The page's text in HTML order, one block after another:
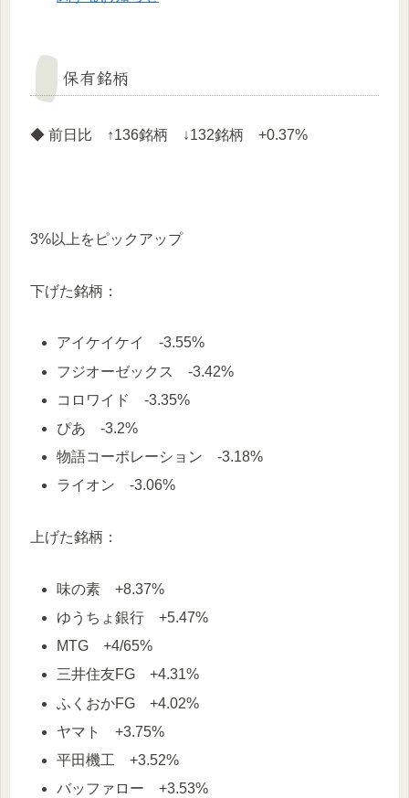
保有銘柄
◆ 前日比 ↑136銘柄 ↓132銘柄 +0.37%
3%以上をピックアップ
下げた銘柄：
アイケイケイ -3.55%
フジオーゼックス -3.42%
コロワイド -3.35%
ぴあ -3.2%
物語コーポレーション -3.18%
ライオン -3.06%
上げた銘柄：
味の素 +8.37%
ゆうちょ銀行 +5.47%
MTG +4/65%
三井住友FG +4.31%
ふくおかFG +4.02%
ヤマト +3.75%
平田機工 +3.52%
バッファロー +3.53%